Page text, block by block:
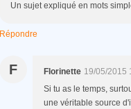
Un sujet expliqué en mots
Répondre
F Florinette 19/05/2015
Si tu as le temps,
une véritable source